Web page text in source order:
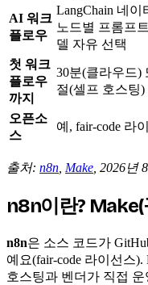
AI 워크
플로우
LangChain 네이
노드별 프롬프
델 자유 선택
첫 워크
플로우
까지
30분(클라우드)
절(셀프 호스팅)
오픈소
스
예, fair-code 라
출처: n8n Make , 2026년
n8n이란?
n8n은 소스 코드가
예요(fair-code 라이선스
호스팅과 벤더가 직접 운